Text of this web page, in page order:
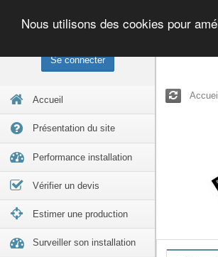
Se connecter
Accueil
Présentation du site
Performance installation
Vérifier un devis
Estimer une production
Surveiller son installation
Nous utilisons des cookies pour
Accueil